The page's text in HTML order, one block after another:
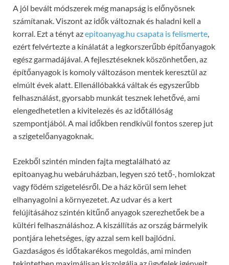
A jól bevált módszerek még manapság is előnyösnek
számítanak. Viszont az idők változnak és haladni kell a
korral. Ezt a tényt azepitoanyag.hu csapata is felismerte,
ezért felvértezte a kínálatát a legkorszerűbb építőanyagok
egész garmadájával. A fejlesztéseknek köszönhetően, az
építőanyagok is komoly változáson mentek keresztül az
elmúlt évek alatt. Ellenállóbakká váltak és egyszerűbb
felhasználást, gyorsabb munkát tesznek lehetővé, ami
elengedhetetlen a kivitelezés és az időtállóság
szempontjából. A mai időkben rendkívül fontos szerep jut
a szigetelőanyagoknak.
Ezekből szintén minden fajta megtalálható az
epitoanyag.hu webáruházban, legyen szó tető-, homlokzat
vagy födém szigetelésről. De a ház körül sem lehet
elhanyagolni a környezetet. Az udvar és a kert
felújításához szintén kitűnő anyagok szerezhetőek be a
kültéri felhasználáshoz. A kiszállítás az ország bármelyik
pontjára lehetséges, így azzal sem kell bajlódni.
Gazdaságos és időtakarékos megoldás, ami minden